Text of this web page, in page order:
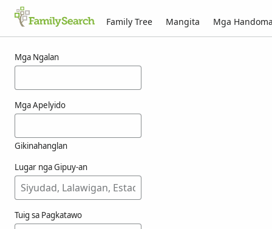
Family Tree Mangita Mga
Mga Ngalan
Mga Apelyido
Gikinahanglan
Lugar nga Gipuy-an
Tuig sa Pagkatawo